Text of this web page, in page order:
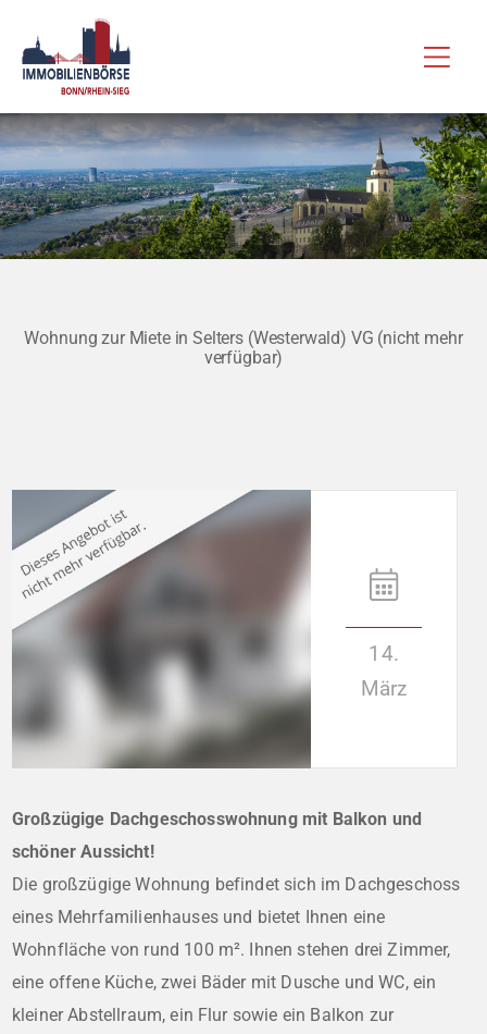
Inhalt
springen
Wohnung zur Miete in Selters (Westerwald) VG (nicht mehr
verfügbar)
14.
März
Großzügige Dachgeschosswohnung mit Balkon und
schöner Aussicht!
Die großzügige Wohnung befindet sich im Dachgeschoss
eines Mehrfamilienhauses und bietet Ihnen eine
Wohnfläche von rund 100 m². Ihnen stehen drei Zimmer,
eine offene Küche, zwei Bäder mit Dusche und WC, ein
kleiner Abstellraum, ein Flur sowie ein Balkon zur